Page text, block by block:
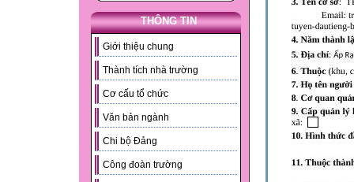
THÔNG TIN
Giới thiệu chung
Thành tích nhà trường
Cơ cấu tổ chức
Văn bản ngành
Chi bộ Đảng
Công đoàn trường